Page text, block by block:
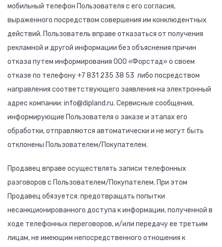
мобильный телефон Пользователя с его согласия,
выраженного посредством совершения им конклюдентных
действий. Пользователь вправе отказаться от получения
рекламной и другой информации без объяснения причин
отказа путем информирования ООО «Форстад» о своем
отказе по телефону +7 831 235 38 53 либо посредством
направления соответствующего заявления на электронный
адрес компании: info@dipland.ru. Сервисные сообщения,
информирующие Пользователя о заказе и этапах его
обработки, отправляются автоматически и не могут быть
отклонены Пользователем/Покупателем.
Продавец вправе осуществлять записи телефонных
разговоров с Пользователем/Покупателем. При этом
Продавец обязуется: предотвращать попытки
несанкционированного доступа к информации, полученной в
ходе телефонных переговоров, и/или передачу ее третьим
лицам, не имеющим непосредственного отношения к